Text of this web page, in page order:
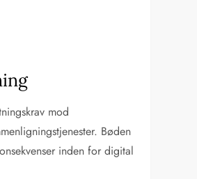
mod
Bøden
inden for digital